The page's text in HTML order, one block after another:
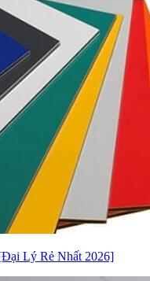
Lý Rẻ Nhất 2026]